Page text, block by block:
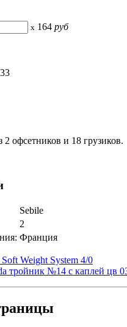
x 164 руб
2 офсетников и 18 грузиков.
Sebile
2
Франция
Weight System 4/0
тройник №14 с каплей цв